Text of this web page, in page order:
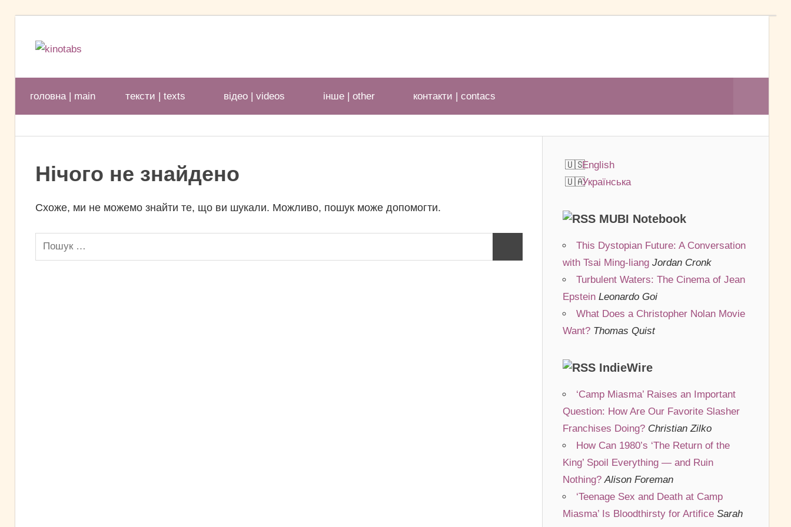
Search
головна | main тексти | texts відео | videos іншe | other контакти | contacs
Нічого не знайдено
Схоже, ми не можемо знайти те, що ви шукали. Можливо, пошук може допомогти.
Пошук:
English
Українська
MUBI Notebook
This Dystopian Future: A Conversation
with Tsai Ming-liang Jordan Cronk
Turbulent Waters: The Cinema of Jean
Epstein Leonardo Goi
What Does a Christopher Nolan Movie
Want? Thomas Quist
IndieWire
‘Camp Miasma’ Raises an Important
Question: How Are Our Favorite Slasher
Franchises Doing? Christian Zilko
How Can 1980’s ‘The Return of the
King’ Spoil Everything — and Ruin
Nothing? Alison Foreman
‘Teenage Sex and Death at Camp
Miasma’ Is Bloodthirsty for Artifice Sarah